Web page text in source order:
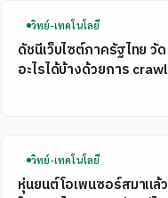
วิทย์-เทคโนโลยี
ดัชนีเว็บไซต์ภาครัฐไทย วัด
อะไรได้บ้างด้วยการ crawl
วิทย์-เทคโนโลยี
หุ่นยนต์โอเพนซอร์สมาแล้ว